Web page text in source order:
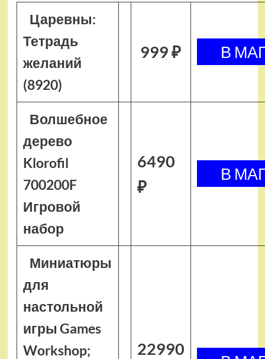
Царевны:
Тетрадь
желаний
(8920)
999 ₽
Волшебное
дерево
Klorofil
700200F
Игровой
набор
6490
₽
Миниатюры
для
настольной
игры Games
Workshop;
22990